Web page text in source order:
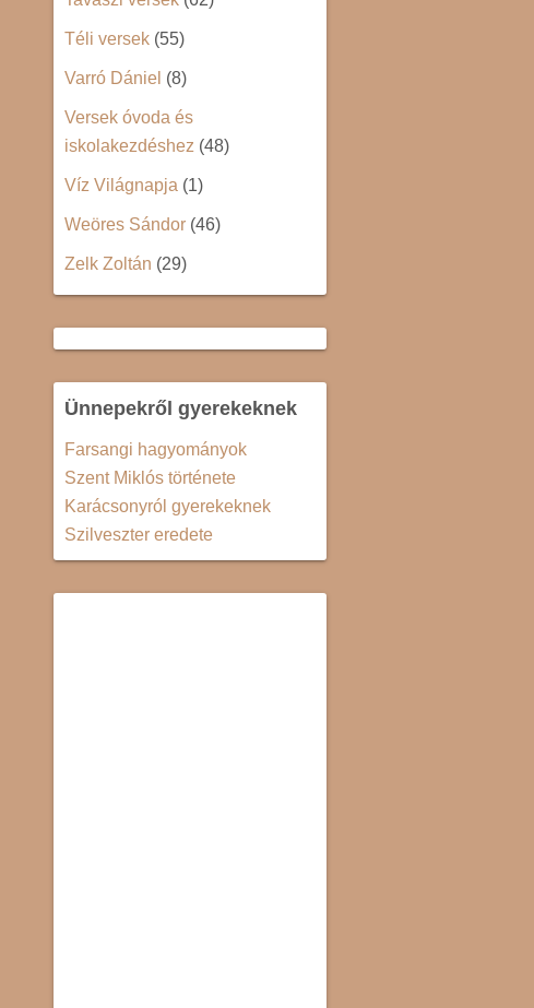
Téli versek (55)
Varró Dániel (8)
Versek óvoda és
iskolakezdéshez (48)
Víz Világnapja (1)
Weöres Sándor (46)
Zelk Zoltán (29)
Ünnepekről gyerekeknek
Farsangi hagyományok
Szent Miklós története
Karácsonyról gyerekeknek
Szilveszter eredete